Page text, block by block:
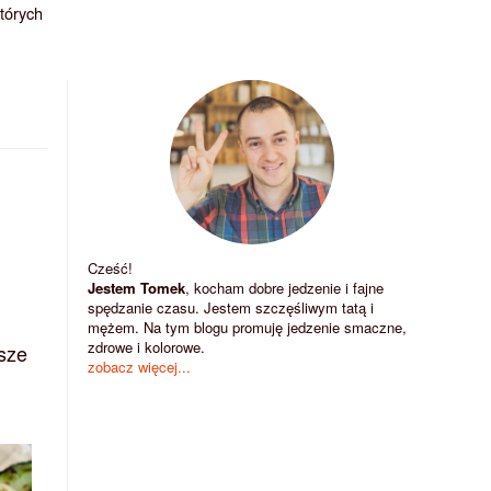
Cześć!
Jestem Tomek, kocham dobre jedzenie i fajne
spędzanie czasu. Jestem szczęśliwym tatą i
mężem. Na tym blogu promuję jedzenie smaczne,
zdrowe i kolorowe.
zobacz więcej...